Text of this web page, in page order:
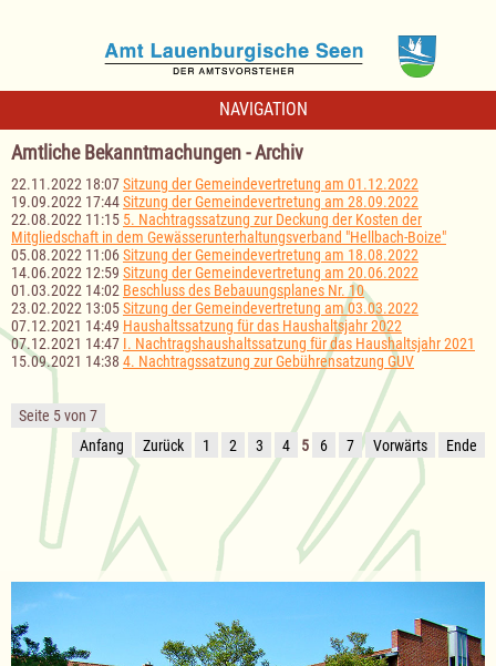
NAVIGATION
Amtliche Bekanntmachungen - Archiv
22.11.2022 18:07Sitzung der Gemeindevertretung am 01.12.2022
19.09.2022 17:44Sitzung der Gemeindevertretung am 28.09.2022
22.08.2022 11:15 5. Nachtragssatzung zur Deckung der Kosten der
Mitgliedschaft in dem Gewässerunterhaltungsverband "Hellbach-Boize"
05.08.2022 11:06Sitzung der Gemeindevertretung am 18.08.2022
14.06.2022 12:59 Sitzung der Gemeindevertretung am 20.06.2022
01.03.2022 14:02 Beschluss des Bebauungsplanes Nr. 10
23.02.2022 13:05Sitzung der Gemeindevertretung am 03.03.2022
07.12.2021 14:49 Haushaltssatzung für das Haushaltsjahr 2022
07.12.2021 14:47 I. Nachtragshaushaltssatzung für das Haushaltsjahr 2021
15.09.2021 14:38 4. Nachtragssatzung zur Gebührensatzung GUV
Seite 5 von 7
Anfang
Zurück 1 2 3 4 5 6 7 Vorwärts Ende